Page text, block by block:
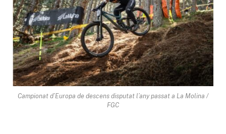
Campionat d’Europa de descens disputat l’any passat a La Molina /
FGC